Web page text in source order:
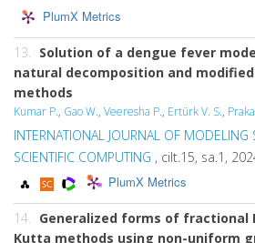
PlumX Metrics
13.
Solution of a dengue fever
natural decomposition and
methods
Kumar P., Gao W., Veeresha P., Ertürk V. S.,
INTERNATIONAL JOURNAL OF
SCIENTIFIC COMPUTING , cilt.15, sa.1,
PlumX Metrics
14. Generalized forms of fractional
Kutta methods using non-uniform